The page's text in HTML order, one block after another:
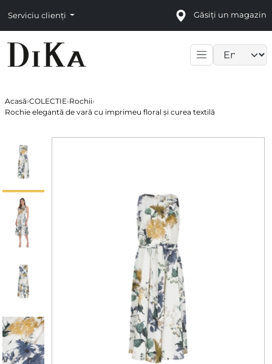
Serviciu clienți Găsiți un magazin
Acasă›COLECTIE›Rochii›
Rochie elegantă de vară cu imprimeu floral și curea textilă